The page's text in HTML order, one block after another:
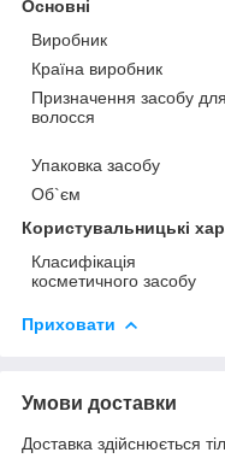
Основні
Виробник
Країна виробник
Призначення засобу для
волосся
Упаковка засобу
Об`єм
Користувальницькі
Класифікація
косметичного засобу
Приховати
Умови доставки
Доставка здійснюється